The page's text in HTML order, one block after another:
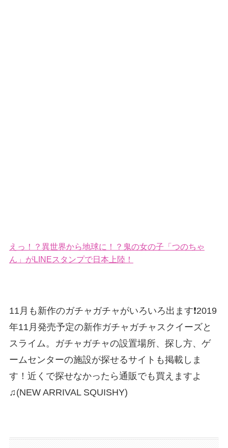
えっ！？異世界から地球に！？鬼の女の子「つのちゃ
ん」がLINEスタンプで日本上陸！
11月も新作のガチャガチャがいろいろ出ます❗️2019
年11月発売予定の新作ガチャガチャスクイーズと
スライム。ガチャガチャの設置場所、探し方、ゲ
ームセンターの施設が探せるサイトも掲載しま
す！近くで探せなかったら通販でも買えますよ
♫(NEW ARRIVAL SQUISHY)